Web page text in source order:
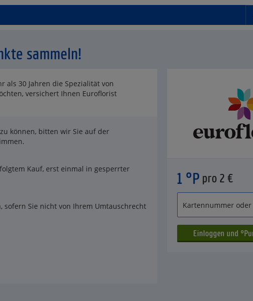
sammeln!
als 30 Jahren die Spezialität von
versichert Ihnen Euroflorist
können, bitten wir Sie auf der
Kauf, erst einmal in gesperrter
sofern Sie nicht von Ihrem Umtauschrecht
1 °P pro 2 €